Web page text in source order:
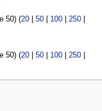
50) (20| 50| 100| 250|
50) (20| 50| 100| 250|